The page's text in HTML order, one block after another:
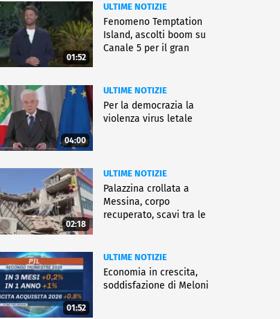
01:52
ULTIME NOTIZIE
Fenomeno Temptation
Island, ascolti boom su
Canale 5 per il gran
04:00
ULTIME NOTIZIE
Per la democrazia la
violenza virus letale
02:18
ULTIME NOTIZIE
Palazzina crollata a
Messina, corpo
recuperato, scavi tra le
01:52
ULTIME NOTIZIE
Economia in crescita,
soddisfazione di Meloni